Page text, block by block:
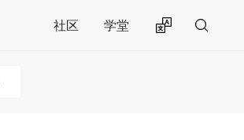
社区 学堂